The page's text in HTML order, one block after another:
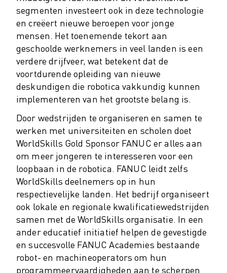
MATERIAL HANDLING
VERFSPUITEN
PALLETISEREN
PUNTLASSEN
VISION INSPECTIE
DRAADVONKEN EDM
CASE STUDIES
CUSTOMER SERVICE
CUSTOMER CARE
FANUC PLANS
SERVICE & ONDERHOUD
TECHNISCHE ONDERSTEUNING REMOTE
SPARE PARTS
REVISIE
DIGITALE SERVICE TOOLS
E-STORE
DOWNLOAD CENTER » MYFANUC
OPLEIDING & ONDERWIJS
FANUC ACADEMY
OPLOSSINGEN VOOR INDUSTRIEËN
OPLOSSINGEN VOOR HET ONDERWIJS
segmenten investeert ook in deze technologie
en creëert nieuwe beroepen voor jonge
mensen. Het toenemende tekort aan
geschoolde werknemers in veel landen is een
verdere drijfveer, wat betekent dat de
voortdurende opleiding van nieuwe
deskundigen die robotica vakkundig kunnen
implementeren van het grootste belang is.
Door wedstrijden te organiseren en samen te
werken met universiteiten en scholen doet
WorldSkills Gold Sponsor FANUC er alles aan
om meer jongeren te interesseren voor een
loopbaan in de robotica. FANUC leidt zelfs
WorldSkills deelnemers op in hun
respectievelijke landen. Het bedrijf organiseert
ook lokale en regionale kwalificatiewedstrijden
samen met de WorldSkills organisatie. In een
ander educatief initiatief helpen de gevestigde
en succesvolle FANUC Academies bestaande
robot- en machineoperators om hun
programmeervaardigheden aan te scherpen